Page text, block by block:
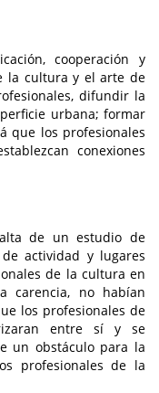
cooperación y
la cultura y el arte de
difundir la
urbana; formar
que los profesionales
conexiones
de un estudio de
actividad y lugares
de la cultura en
carencia, no habían
los profesionales de
entre sí y se
un obstáculo para la
profesionales de la